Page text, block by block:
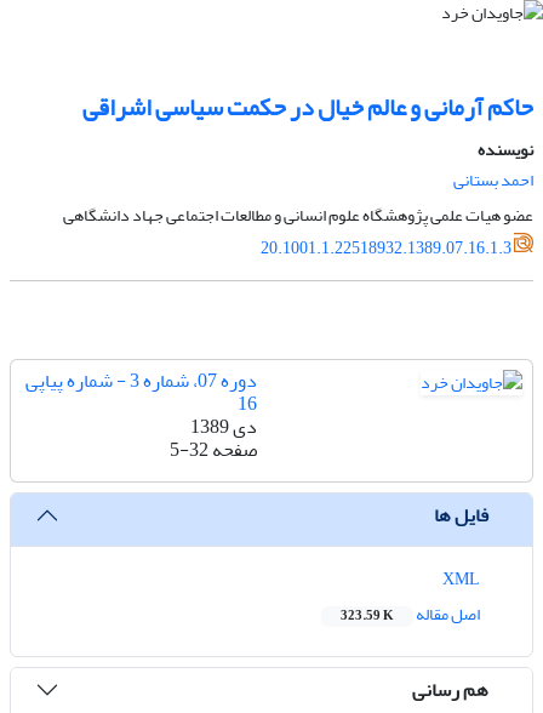
حاکم آرمانی و عالم خیال در حکمت سیاسی اشراقی
نویسنده
احمد بستانی
عضو هیات علمی پژوهشگاه علوم انسانی و مطالعات اجتماعی جهاد دانشگاهی
20.1001.1.22518932.1389.07.16.1.3
دوره 07، شماره 3 - شماره پیاپی
16
دی 1389
صفحه5-32
فایل ها
اصل مقاله
323.59 K
هم رسانی